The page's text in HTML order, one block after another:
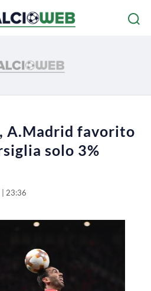
A.Madrid favorito
solo 3%
23:36